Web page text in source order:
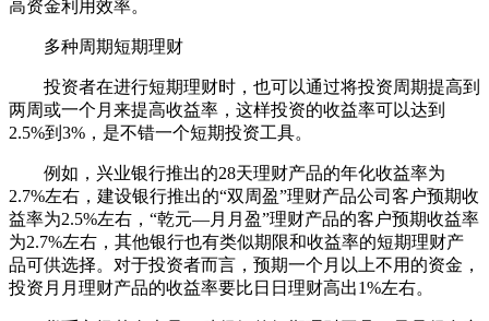
高资金利用效率。
多种周期短期理财
投资者在进行短期理财时，也可以通过将投资周期提高到
两周或一个月来提高收益率，这样投资的收益率可以达到
2.5%到3%，是不错一个短期投资工具。
例如，兴业银行推出的28天理财产品的年化收益率为
2.7%左右，建设银行推出的“双周盈”理财产品公司客户预期收
益率为2.5%左右，“乾元—月月盈”理财产品的客户预期收益率
为2.7%左右，其他银行也有类似期限和收益率的短期理财产
品可供选择。对于投资者而言，预期一个月以上不用的资金，
投资月月理财产品的收益率要比日日理财高出1%左右。